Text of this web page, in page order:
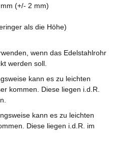
(+/- 2 mm)
als die Höhe)
wenn das Edelstahlrohr
werden soll.
kann es zu leichten
kommen. Diese liegen i.d.R.
kann es zu leichten
Diese liegen i.d.R. im